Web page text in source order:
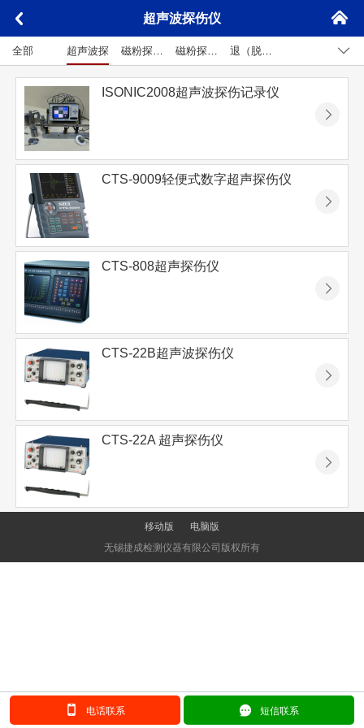
󰅮 超声波探伤仪 󰄫
全部 超声波探伤仪 磁粉探伤机 磁粉探伤仪 退（脱）磁机
黑白密度计 磁强计 紫外线灯 观片灯 探伤辅件
󰊩
ISONIC2008超声波探伤记录仪
󰊯
CTS-9009轻便式数字超声探伤仪
󰊯
CTS-808超声探伤仪
󰊯
CTS-22B超声波探伤仪
󰊯
CTS-22A 超声探伤仪
󰊯
移动版
电脑版
无锡捷成检测仪器有限公司版权所有
󰂢 电话联系 󰄲 短信联系